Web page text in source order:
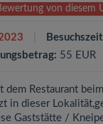
von diesem
55 EUR
dem Restaurant
in dieser
Gaststätte /